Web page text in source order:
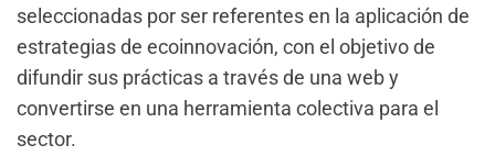
seleccionadas por ser referentes en la aplicación de
estrategias de ecoinnovación, con el objetivo de
difundir sus prácticas a través de una web y
convertirse en una herramienta colectiva para el
sector.